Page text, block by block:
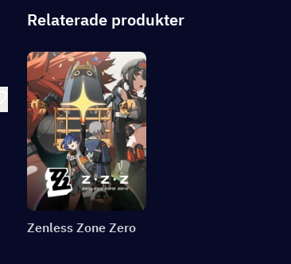
Relaterade produkter
Zenless Zone Zero